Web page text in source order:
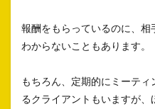
報酬をもらっているのに、
わからないこともあります。
もちろん、定期的にミーテ
るクライアントもいますが